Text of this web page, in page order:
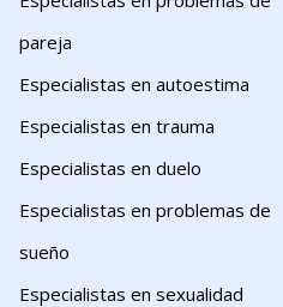
pareja
Especialistas en autoestima
Especialistas en trauma
Especialistas en duelo
Especialistas en problemas de
sueño
Especialistas en sexualidad